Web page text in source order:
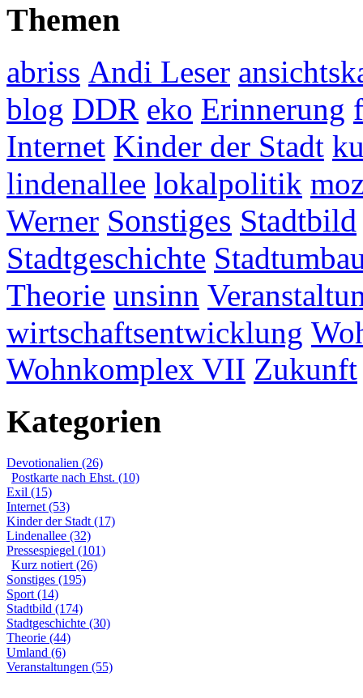
Themen
abriss Andi Leser
blog DDR eko Erinnerung
Internet Kinder der Stadt
lindenallee lokalpolitik
Werner Sonstiges Stadtbild
Stadtgeschichte
Theorie unsinn
wirtschaftsentwicklung
Wohnkomplex VII Zukunft
Kategorien
Devotionalien (26)
Postkarte nach Ehst. (10)
Exil (15)
Internet (53)
Kinder der Stadt (17)
Lindenallee (32)
Pressespiegel (101)
Kurz notiert (26)
Sonstiges (195)
Sport (14)
Stadtbild (174)
Stadtgeschichte (30)
Theorie (44)
Umland (6)
Veranstaltungen (55)